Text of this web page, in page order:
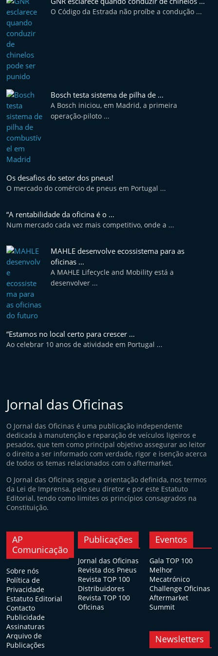
O Código da Estrada não proíbe a condução ...
Bosch testa sistema de pilha de ...
A Bosch iniciou, em Madrid, a primeira
operação-piloto ...
Os desafios do setor dos pneus!
O mercado do comércio de pneus em Portugal ...
“A rentabilidade da oficina é o ...
Num mercado cada vez mais competitivo, onde a ...
MAHLE desenvolve ecossistema para as
oficinas ...
A MAHLE Lifecycle and Mobility está a
desenvolver ...
“Estamos no local certo para crescer ...
Ao celebrar 10 anos de atividade em Portugal ...
Jornal das Oficinas
O Jornal das Oficinas é uma publicação independente
dedicada à manutenção e reparação de veículos ligeiros e
pesados, que tem como principal objetivo assegurar ao leitor
o direito a ser informado com verdade, rigor e isenção acerca
de todos os temas relacionados com o aftermarket.
O Jornal das Oficinas segue a orientação definida, nos termos
da Lei de Imprensa, pelo seu diretor e por este Estatuto
Editorial, tendo como limites os princípios consagrados na
Constituição.
AP
Comunicação
Sobre nós
Política de
Privacidade
Estatuto Editorial
Contacto
Publicidade
Assinaturas
Arquivo de
Publicações
Publicações
Jornal das Oficinas
Revista dos Pneus
Revista TOP 100
Distribuidores
Revista TOP 100
Oficinas
Eventos
Gala TOP 100
Melhor
Mecatrónico
Challenge Oficinas
Aftermarket
Summit
Newsletters